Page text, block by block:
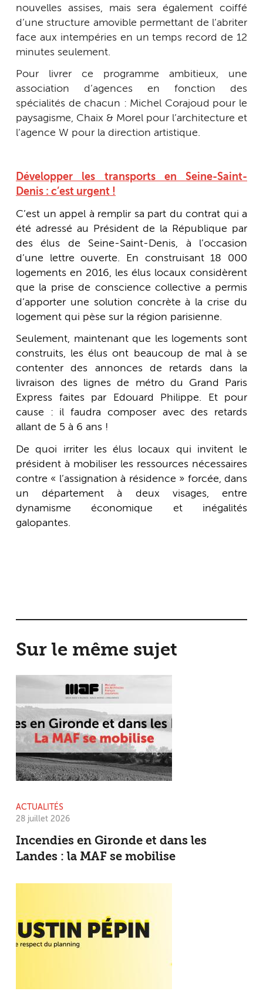
nouvelles assises, mais sera également coiffé
d’une structure amovible permettant de l’abriter
face aux intempéries en un temps record de 12
minutes seulement.
Pour livrer ce programme ambitieux, une
association d’agences en fonction des
spécialités de chacun : Michel Corajoud pour le
paysagisme, Chaix & Morel pour l’architecture et
l’agence W pour la direction artistique.
Développer les transports en Seine-Saint-
Denis : c’est urgent !
C’est un appel à remplir sa part du contrat qui a
été adressé au Président de la République par
des élus de Seine-Saint-Denis, à l’occasion
d’une lettre ouverte. En construisant 18 000
logements en 2016, les élus locaux considèrent
que la prise de conscience collective a permis
d’apporter une solution concrète à la crise du
logement qui pèse sur la région parisienne.
Seulement, maintenant que les logements sont
construits, les élus ont beaucoup de mal à se
contenter des annonces de retards dans la
livraison des lignes de métro du Grand Paris
Express faites par Edouard Philippe. Et pour
cause : il faudra composer avec des retards
allant de 5 à 6 ans !
De quoi irriter les élus locaux qui invitent le
président à mobiliser les ressources nécessaires
contre « l’assignation à résidence » forcée, dans
un département à deux visages, entre
dynamisme économique et inégalités
galopantes.
Sur le même sujet
ACTUALITÉS
28 juillet 2026
Incendies en Gironde et dans les
Landes : la MAF se mobilise